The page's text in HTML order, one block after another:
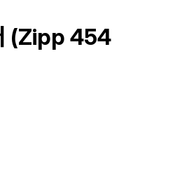
(Zipp 454